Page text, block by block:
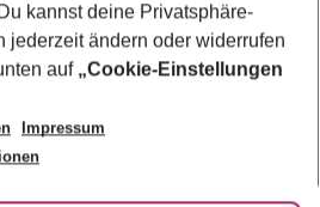
kannst deine Privatsphäre-
jederzeit ändern oder widerrufen
auf „Cookie-Einstellungen
Impressum